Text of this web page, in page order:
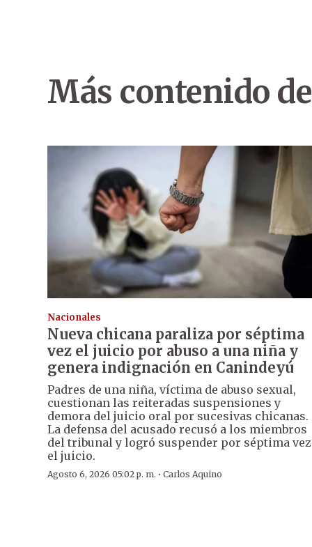
Más contenido
Nacionales
Nueva chicana paraliza por séptima
vez el juicio por abuso a una niña y
genera indignación en Canindeyú
Padres de una niña, víctima de abuso sexual,
cuestionan las reiteradas suspensiones y
demora del juicio oral por sucesivas chicanas.
La defensa del acusado recusó a los miembros
del tribunal y logró suspender por séptima vez
el juicio.
Agosto 6, 2026 05:02 p. m. · Carlos Aquino